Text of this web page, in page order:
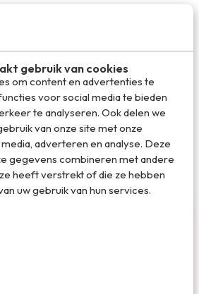
gebruik van cookies
om content en advertenties te
voor social media te bieden
te analyseren. Ook delen we
van onze site met onze
adverteren en analyse. Deze
gegevens combineren met andere
heeft verstrekt of die ze hebben
uw gebruik van hun services.
op WhatsApp